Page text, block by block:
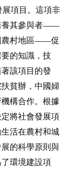
展項目。這項非
養其參與者——
農村地區——促
的知識，技
該項目的發
貧辦，中國婦
構合作。根據
將社會發展項
活在農村和城
的科學原則與
環境建設項